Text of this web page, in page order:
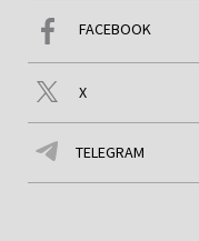
FACEBOOK
X
TELEGRAM